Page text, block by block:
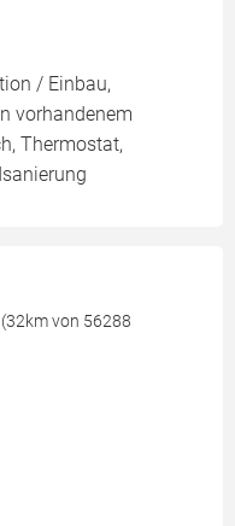
/ Einbau,
vorhandenem
Thermostat,
von 56288